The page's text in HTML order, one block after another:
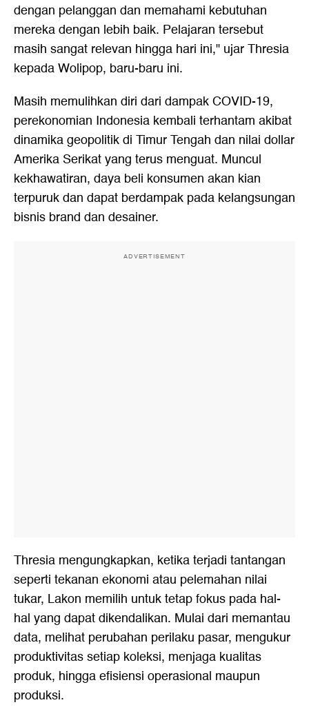
dengan pelanggan dan memahami kebutuhan
mereka dengan lebih baik. Pelajaran tersebut
masih sangat relevan hingga hari ini," ujar Thresia
kepada Wolipop, baru-baru ini.
Masih memulihkan diri dari dampak COVID-19,
perekonomian Indonesia kembali terhantam akibat
dinamika geopolitik di Timur Tengah dan nilai dollar
Amerika Serikat yang terus menguat. Muncul
kekhawatiran, daya beli konsumen akan kian
terpuruk dan dapat berdampak pada kelangsungan
bisnis brand dan desainer.
ADVERTISEMENT
Thresia mengungkapkan, ketika terjadi tantangan
seperti tekanan ekonomi atau pelemahan nilai
tukar, Lakon memilih untuk tetap fokus pada hal-
hal yang dapat dikendalikan. Mulai dari memantau
data, melihat perubahan perilaku pasar, mengukur
produktivitas setiap koleksi, menjaga kualitas
produk, hingga efisiensi operasional maupun
produksi.